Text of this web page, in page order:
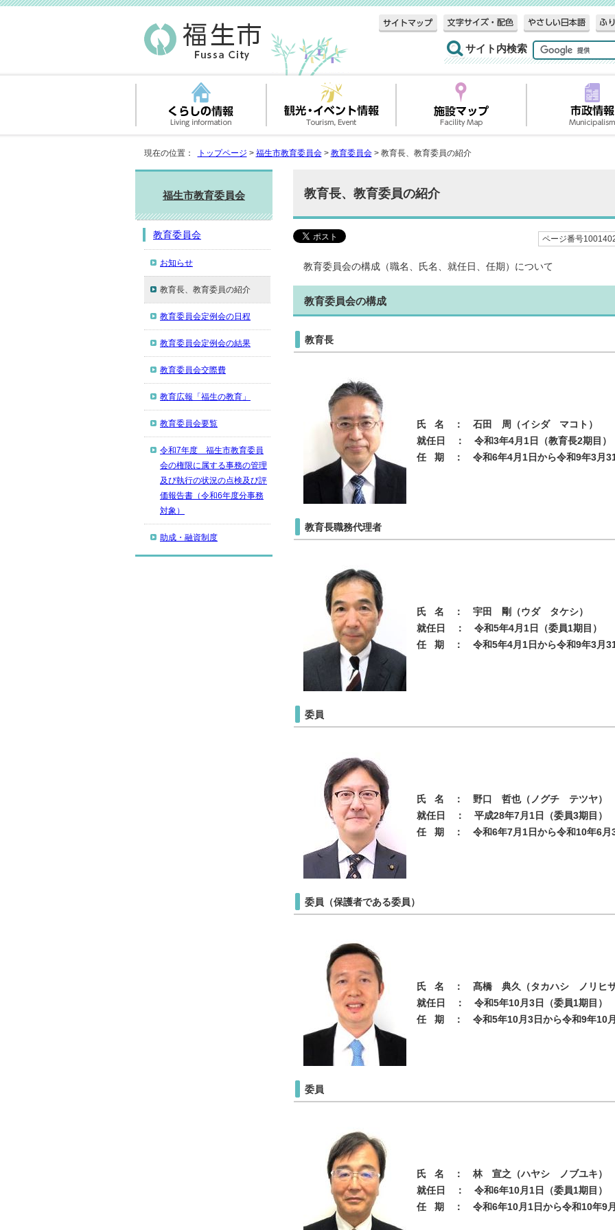
サイト内検索
現在の位置： トップページ > 福生市教育委員会> 教育委員会> 教育長、教育委員の紹介
教育長、教育委員の紹介
ページ番号
教育委員会の構成（職名、氏名、就任日、任期）について
教育委員会の構成
教育長
氏 名 ： 石田 周（イシダ マコト）
就任日 ： 令和3年4月1日（教育長2期目）
任 期 ： 令和6年4月1日から令和9年3月
教育長職務代理者
氏 名 ： 宇田 剛（ウダ タケシ）
就任日 ： 令和5年4月1日（委員1期目）
任 期 ： 令和5年4月1日から令和9年3月
委員
氏 名 ： 野口 哲也（ノグチ テツヤ）
就任日 ： 平成28年7月1日（委員3期目）
任 期 ： 令和6年7月1日から令和10年6月
委員（保護者である委員）
氏 名 ： 髙橋 典久（タカハシ ノリヒ
就任日 ： 令和5年10月3日（委員1期目）
任 期 ： 令和5年10月3日から令和9年10
委員
氏 名 ： 林 宣之（ハヤシ ノブユキ）
就任日 ： 令和6年10月1日（委員1期目）
任 期 ： 令和6年10月1日から令和10年9
福生市教育委員会
教育委員会
お知らせ
教育長、教育委員の紹介
教育委員会定例会の日程
教育委員会定例会の結果
教育委員会交際費
教育広報「福生の教育」
教育委員会要覧
令和7年度 福生市教育委員
会の権限に属する事務の管理
及び執行の状況の点検及び評
価報告書（令和6年度分事務
対象）
助成・融資制度